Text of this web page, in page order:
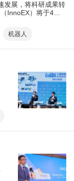
发展，将科研成果转
InnoEX）将于4月
跨区域与跨行业合
机器人